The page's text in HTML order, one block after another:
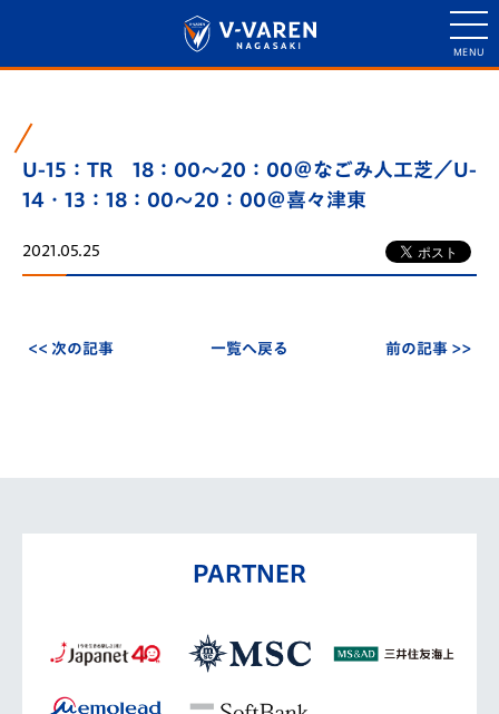
U-15：TR 18：00～20：00＠なごみ人工芝／U-
14・13：18：00～20：00＠喜々津東
2021.05.25
<< 次の記事 一覧へ戻る 前の記事 >>
PARTNER